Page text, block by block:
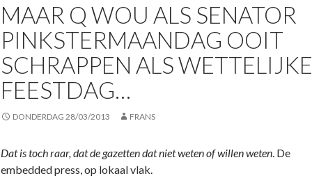
MAAR Q WOU ALS SENATOR
PINKSTERMAANDAG OOIT
SCHRAPPEN ALS WETTELIJKE
FEESTDAG…
DONDERDAG 28/03/2013 FRANS
Dat is toch raar, dat de gazetten dat niet weten of willen weten. De
embedded press, op lokaal vlak.